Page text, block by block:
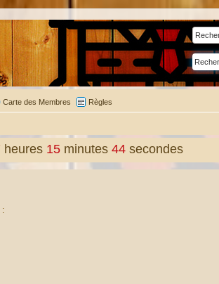
Carte des Membres Règles
heures 15 minutes 45 secondes
: